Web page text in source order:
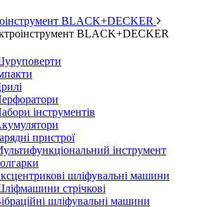
BLACK+DECKER
BLACK+DECKER
інструментів
пристрої
інструмент
шліфувальні машини
стрічкові
шліфувальні машини